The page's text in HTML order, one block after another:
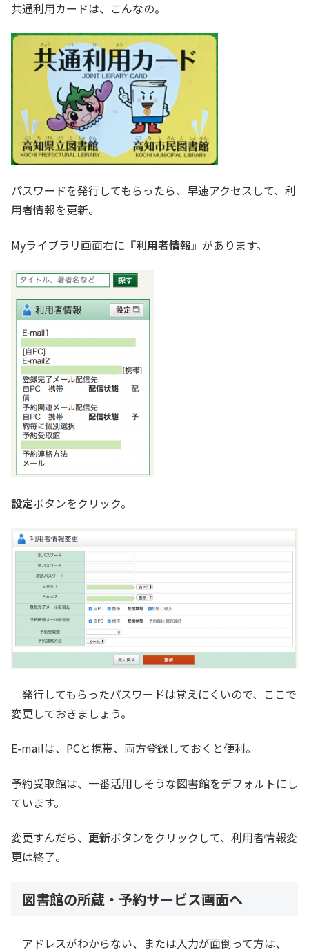
共通利用カードは、こんなの。
パスワードを発行してもらったら、早速アクセスして、利
用者情報を更新。
Myライブラリ画面右に『利用者情報』があります。
設定ボタンをクリック。
発行してもらったパスワードは覚えにくいので、ここで
変更しておきましょう。
E-mailは、PCと携帯、両方登録しておくと便利。
予約受取館は、一番活用しそうな図書館をデフォルトにし
ています。
変更すんだら、 更新ボタンをクリックして、利用者情報変
更は終了。
図書館の所蔵・予約サービス画面へ
アドレスがわからない、または入力が面倒って方は、